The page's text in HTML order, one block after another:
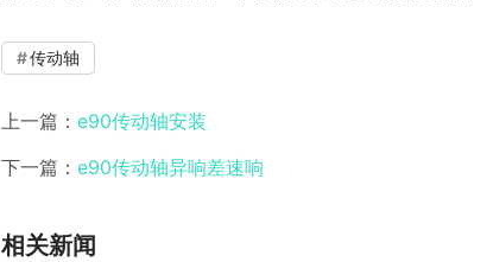
传动轴
上一篇： e90传动轴安装
下一篇： e90传动轴异响差速响
相关新闻